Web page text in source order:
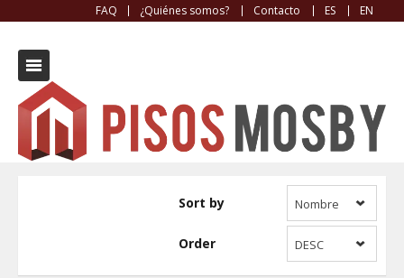
FAQ ¿Quiénes somos? Contacto ES EN
Piso / Flat
Sort by Nombre
Order DESC